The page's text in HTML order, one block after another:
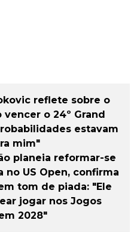
reflete sobre o
vencer o 24º Grand
estavam
mim"
planeia reformar-se
no US Open, confirma
tom de piada: "Ele
jogar nos Jogos
2028"